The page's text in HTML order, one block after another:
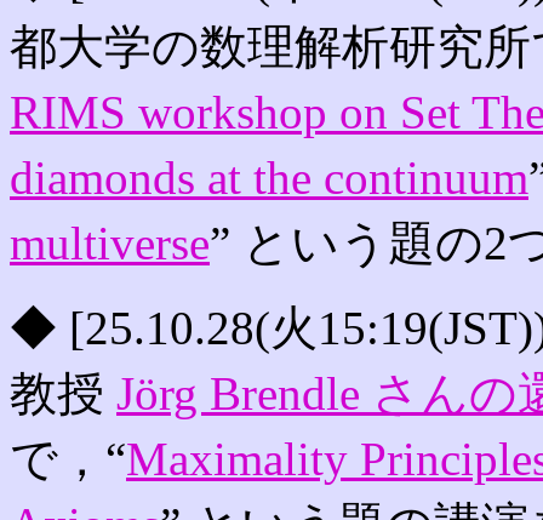
都大学の数理解析研究
RIMS workshop on Set
diamonds at the continuum
multiverse” という題の2
◆ [25.10.28(火
教授 Jörg Brendle さん
で，“Maximality